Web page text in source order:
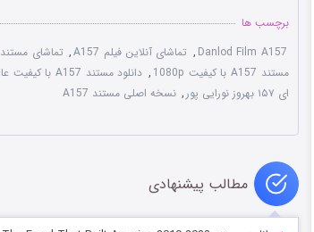
برچسب ها
Danlod Film A157
, تماشای آنلاین فیلم A157 , تماشای مستند A157
مستند A157 با کیفیت 1080p
, دانلود مستند A157 با کیفیت عالی
ای ۱۵۷ بهروز نورایی‌ پور
, نسخه اصلی مستند A157
مطالب پیشنهادی